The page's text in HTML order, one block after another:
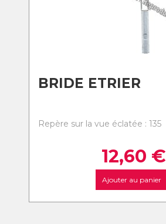
BRIDE ETRIER
Repère sur la vue éclatée : 135
12,60 €
Ajouter au panier